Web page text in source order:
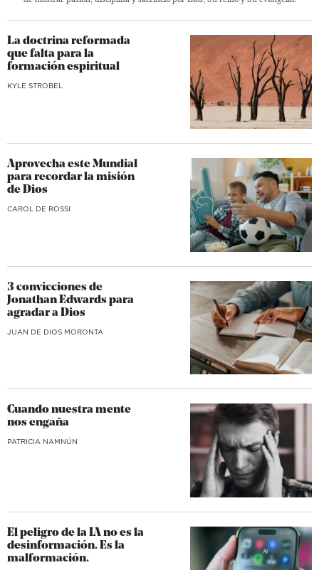
La doctrina reformada
que falta para la
formación espiritual
KYLE STROBEL
Aprovecha este Mundial
para recordar la misión
de Dios
CAROL DE ROSSI
3 convicciones de
Jonathan Edwards para
agradar a Dios
JUAN DE DIOS MORONTA
Cuando nuestra mente
nos engaña
​PATRICIA NAMNÚN
El peligro de la IA no es la
desinformación. Es la
malformación.